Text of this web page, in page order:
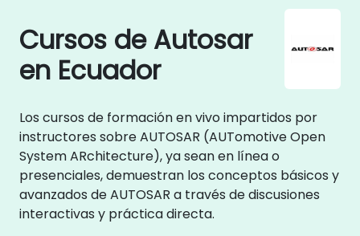
Cursos de Autosar
en Ecuador
Los cursos de formación en vivo impartidos por
instructores sobre AUTOSAR (AUTomotive Open
System ARchitecture), ya sean en línea o
presenciales, demuestran los conceptos básicos y
avanzados de AUTOSAR a través de discusiones
interactivas y práctica directa.